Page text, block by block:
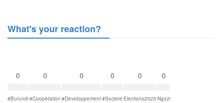
What's your reaction?
0
#Burundi
0
#Coopération
0
#Developpement
0
#Societé
0
Elections2025
0
Ngozi